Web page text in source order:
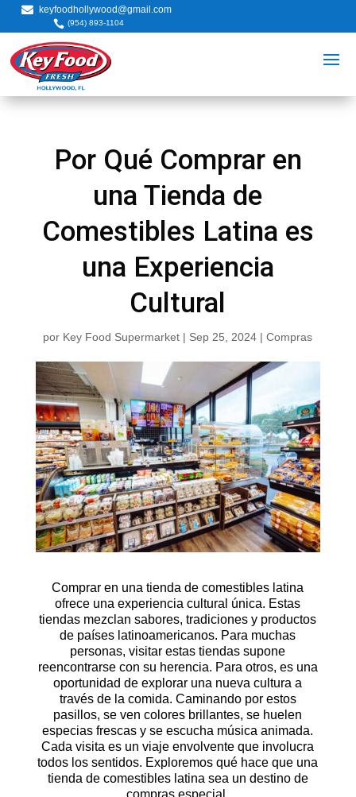

keyfoodhollywood@gmail.com
 (954) 893-1104
Por Qué Comprar en
una Tienda de
Comestibles Latina es
una Experiencia
Cultural
por Key Food Supermarket | Sep 25, 2024 |Compras
Comprar en unatienda de comestibles latina
ofrece una experiencia cultural única. Estas
tiendas mezclan sabores, tradiciones y productos
de países latinoamericanos. Para muchas
personas, visitar estas tiendas supone
reencontrarse con su herencia. Para otros, es una
oportunidad de explorar una nueva cultura a
través de la comida. Caminando por estos
pasillos, se ven colores brillantes, se huelen
especias frescas y se escucha música animada.
Cada visita es un viaje envolvente que involucra
todos los sentidos. Exploremos qué hace que una
tienda de comestibles latina sea un destino de
compras especial.